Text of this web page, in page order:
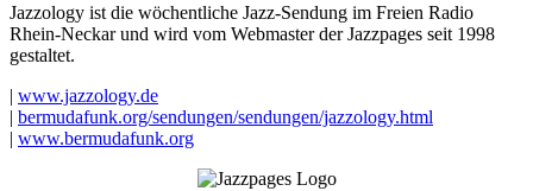
Jazzology ist die wöchentliche Jazz-Sendung im Freien Radio
Rhein-Neckar und wird vom Webmaster der Jazzpages seit 1998
gestaltet.
| www.jazzology.de
| bermudafunk.org/sendungen/sendungen/jazzology.html
| www.bermudafunk.org